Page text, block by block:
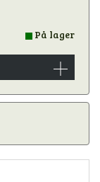
På lager